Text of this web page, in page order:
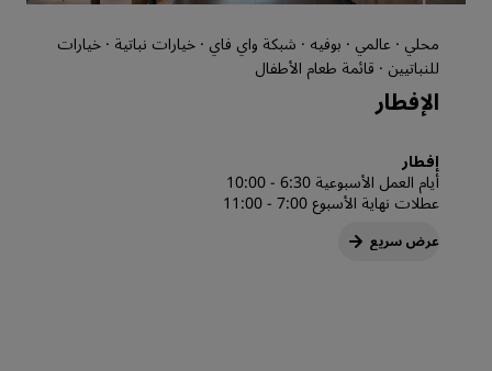
محلي · عالمي · بوفيه · شبكة واي فاي · خيارات نباتية · خيارات
للنباتيين · قائمة طعام الأطفال
الإفطار
إفطار
أيام العمل الأسبوعية 6:30 - 10:00
عطلات نهاية الأسبوع 7:00 - 11:00
عرض سريع